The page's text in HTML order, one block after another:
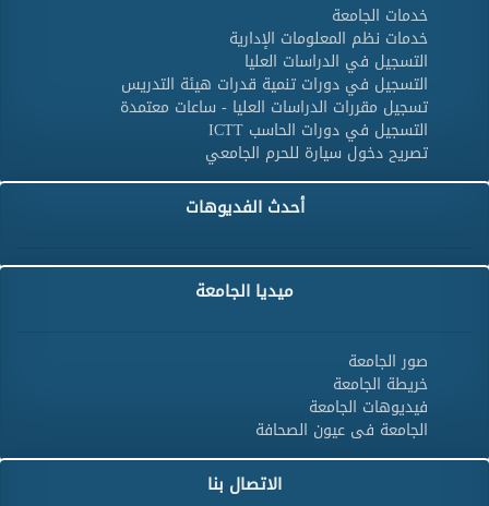
خدمات الجامعة
خدمات نظم المعلومات الإدارية
التسجيل في الدراسات العليا
التسجيل في دورات تنمية قدرات هيئة التدريس
تسجيل مقررات الدراسات العليا - ساعات معتمدة
التسجيل في دورات الحاسب ICTT
تصريح دخول سيارة للحرم الجامعي
أحدث الفديوهات
ميديا الجامعة
صور الجامعة
خريطة الجامعة
فيديوهات الجامعة
الجامعة فى عيون الصحافة
الاتصال بنا